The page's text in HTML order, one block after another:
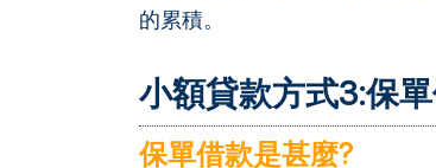
的累積。
小額貸款方式3:保
保單借款是甚麼?